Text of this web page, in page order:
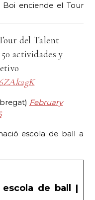
Boi enciende el Tour
del Talent
actividades y
February
escola de ball a
escola de ball |